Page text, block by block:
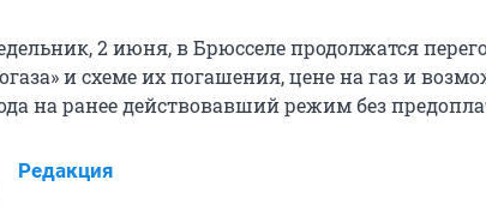
2 июня, в Брюсселе продолжатся
и схеме их погашения, цене на газ и
на ранее действовавший режим без
Редакция